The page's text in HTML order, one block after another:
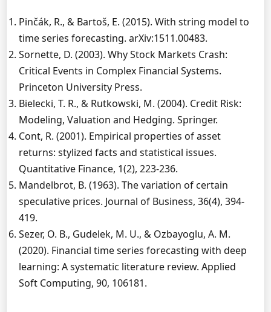
Pinčák, R., & Bartoš, E. (2015). With string model to
time series forecasting. arXiv:1511.00483.
Sornette, D. (2003). Why Stock Markets Crash:
Critical Events in Complex Financial Systems.
Princeton University Press.
Bielecki, T. R., & Rutkowski, M. (2004). Credit Risk:
Modeling, Valuation and Hedging. Springer.
Cont, R. (2001). Empirical properties of asset
returns: stylized facts and statistical issues.
Quantitative Finance, 1(2), 223-236.
Mandelbrot, B. (1963). The variation of certain
speculative prices. Journal of Business, 36(4), 394-
419.
Sezer, O. B., Gudelek, M. U., & Ozbayoglu, A. M.
(2020). Financial time series forecasting with deep
learning: A systematic literature review. Applied
Soft Computing, 90, 106181.